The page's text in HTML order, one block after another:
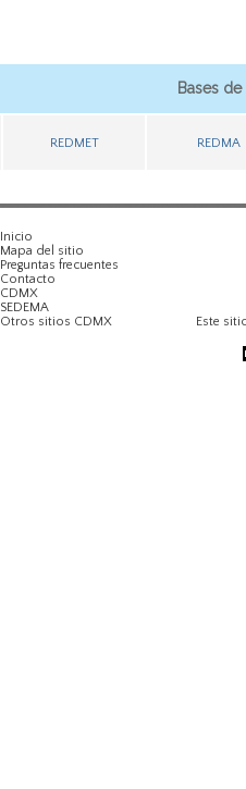
Bases
REDMET REDMA
Inicio
Mapa del sitio
Preguntas frecuentes
Contacto
CDMX
SEDEMA
Otros sitios CDMX
Este